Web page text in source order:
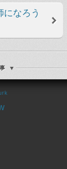
になろう